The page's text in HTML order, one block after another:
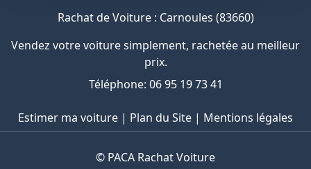
Rachat de Voiture : Carnoules (83660)
Vendez votre voiture simplement, rachetée au meilleur
prix.
Téléphone: 06 95 19 73 41
Estimer ma voiture | Plan du Site | Mentions légales
© PACA Rachat Voiture